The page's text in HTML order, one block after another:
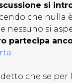
si
che nulla
nessuno si
partecipa
che se